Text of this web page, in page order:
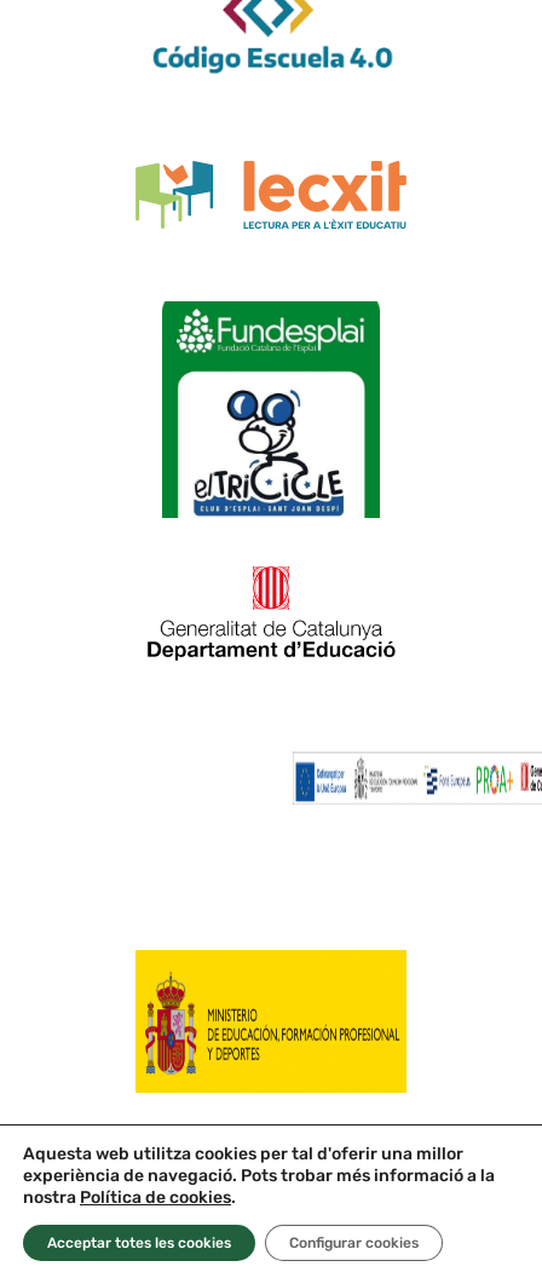
© 2026 Escola Roser Capdevila
Avís Legal|Política de Privacitat
Disseny web:Persuadiendo.com
Aquesta web utilitza cookies per tal d'oferir una millor
experiència de navegació. Pots trobar més informació a la
nostra Política de cookies.
Acceptar totes les cookies Configurar cookies